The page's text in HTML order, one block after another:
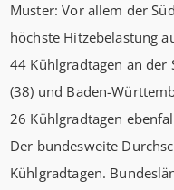
Muster: Vor allem der
höchste Hitzebelastung
44 Kühlgradtagen an der
(38) und Baden-
26 Kühlgradtagen
Der bundesweite
Kühlgradtagen.